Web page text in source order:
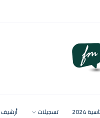
2024 تسجيلات أرشيف